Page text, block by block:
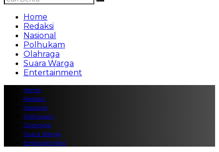
Home
Redaksi
Nasional
Polhukam
Olahraga
Suara Warga
Entertainment
Home
Redaksi
Nasional
Polhukam
Olahraga
Suara Warga
Entertainment